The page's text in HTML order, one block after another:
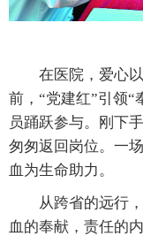
在医院，爱心以
前，“党建红”引领“
员踊跃参与。刚下
匆匆返回岗位。一
血为生命助力。
从跨省的远行，
血的奉献，责任的